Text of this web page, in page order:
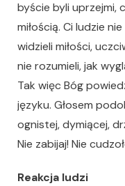
byście byli uprzejmi,
miłością. Ci ludzie
widzieli miłości,
nie rozumieli, jak
Tak więc Bóg
języku. Głosem
ognistej, dymiącej,
Nie zabijaj! Nie
Reakcja ludzi